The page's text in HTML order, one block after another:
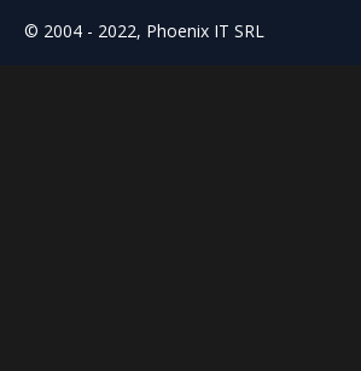
© 2004 - 2022, Phoenix IT SRL